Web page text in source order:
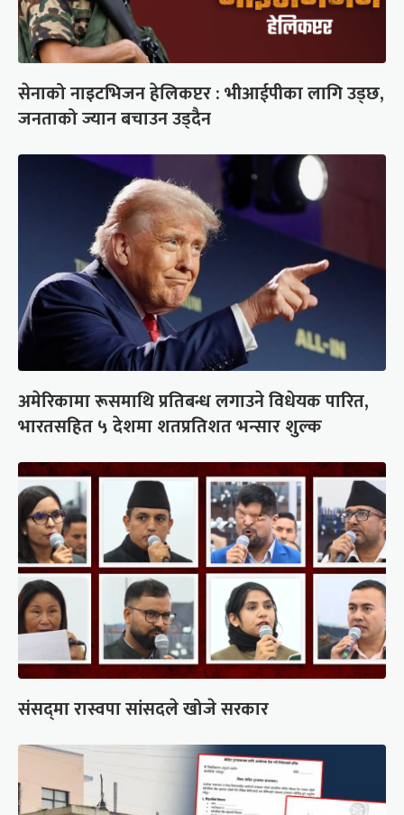
सेनाको नाइटभिजन हेलिकप्टर : भीआईपीका लागि उड्छ,
जनताको ज्यान बचाउन उड्दैन
अमेरिकामा रूसमाथि प्रतिबन्ध लगाउने विधेयक पारित,
भारतसहित ५ देशमा शतप्रतिशत भन्सार शुल्क
संसद्‍मा रास्वपा सांसदले खोजे सरकार